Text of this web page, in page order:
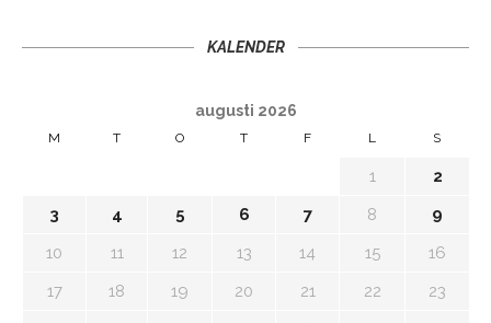
KALENDER
augusti 2026
M T O T F L S
1
2
3
4 5 6 7 8
9
10
11 12 13 14 15
16
17
18 19 20 21 22
23